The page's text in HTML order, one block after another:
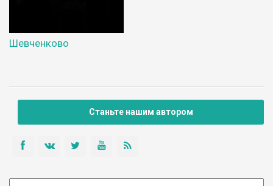
Шевченково
Станьте нашим автором